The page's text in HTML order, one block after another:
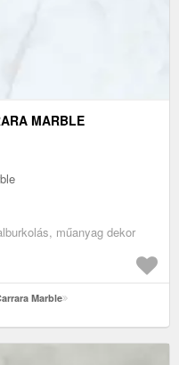
MARBLE
műanyag dekor
Marble